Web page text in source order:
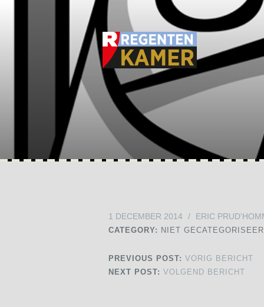
1 DECEMBER 2014 / ERIC
CATEGORY: NIET
PREVIOUS POST: VORIG BERICHT
NEXT POST: VOLGEND BERICHT